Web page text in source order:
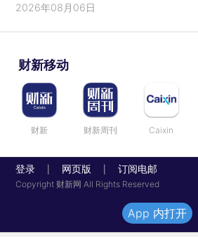
2026年08月06日
财新移动
财新 财新周刊 Caixin
登录 网页版 订阅电邮
Copyright 财新网 All Rights Reserved
App 内打开